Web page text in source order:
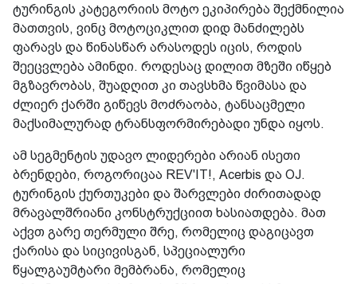
ტურინგის კატეგორიის მოტო ეკიპირება შექმნილია
მათთვის, ვინც მოტოციკლით დიდ მანძილებს
ფარავს და წინასწარ არასოდეს იცის, როდის
შეეცვლება ამინდი. როდესაც დილით მზეში იწყებ
მგზავრობას, შუადღით კი თავსხმა წვიმასა და
ძლიერ ქარში გიწევს მოძრაობა, ტანსაცმელი
მაქსიმალურად ტრანსფორმირებადი უნდა იყოს.
ამ სეგმენტის უდავო ლიდერები არიან ისეთი
ბრენდები, როგორიცაა REV'IT!, Acerbis და OJ.
ტურინგის ქურთუკები და შარვლები ძირითადად
მრავალშრიანი კონსტრუქციით ხასიათდება. მათ
აქვთ გარე თერმული შრე, რომელიც დაგიცავთ
ქარისა და სიცივისგან, სპეციალური
წყალგაუმტარი მემბრანა, რომელიც